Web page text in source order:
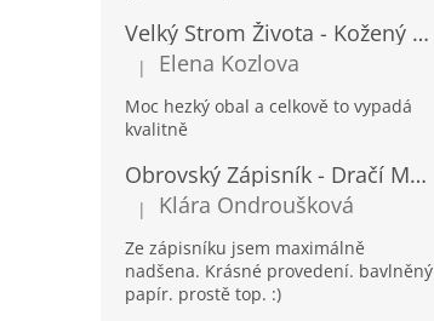
Velký Strom Života - Kožený Zápisník se Šňůrkou a Kamínkem - 20x16x2cm - 160 Stran
Hodnocení produktu je 5 z 5 hvězdiček.
| Elena Kozlova
Moc hezký obal a celkově to vypadá
kvalitně
Obrovský Zápisník - Dračí Mandala s Chakra Kameny - 100 Stran - 25x34cm
Hodnocení produktu je 5 z 5 hvězdiček.
| Klára Ondroušková
Ze zápisníku jsem maximálně
nadšena. Krásné provedení. bavlněný
papír. prostě top. :)